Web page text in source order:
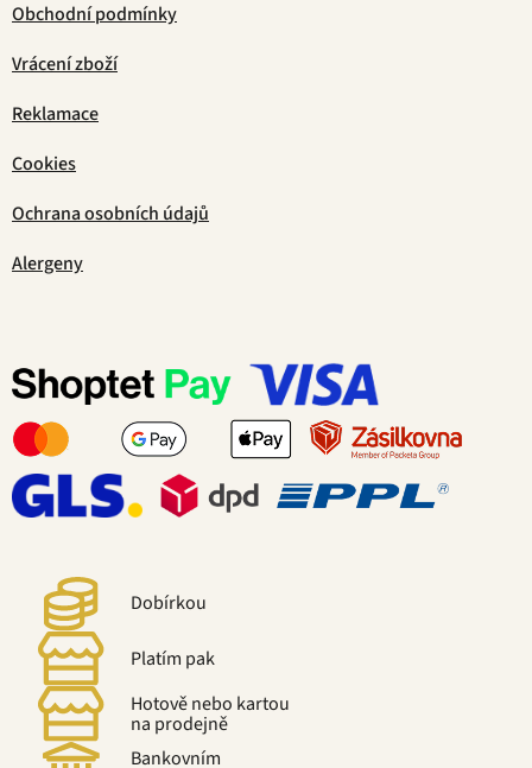
Obchodní podmínky
Vrácení zboží
Reklamace
Cookies
Ochrana osobních údajů
Alergeny
Dobírkou
Platím pak
Hotově nebo kartou
na prodejně
Bankovním